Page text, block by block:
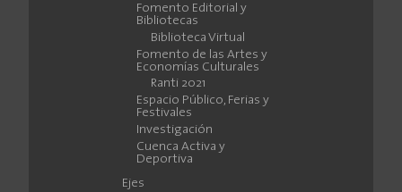
Fomento Editorial y
Bibliotecas
Biblioteca Virtual
Fomento de las Artes y
Economías Culturales
Ranti 2021
Espacio Público, Ferias y
Festivales
Investigación
Cuenca Activa y
Deportiva
Ejes